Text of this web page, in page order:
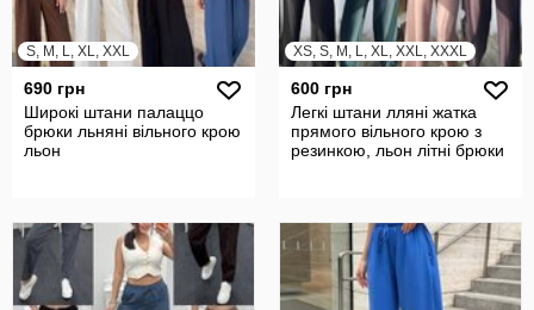
S, M, L, XL, XXL
690 грн
Широкі штани палаццо
брюки льняні вільного крою
льон
XS, S, M, L, XL, XXL, XXXL
600 грн
Легкі штани лляні жатка
прямого вільного крою з
резинкою, льон літні брюки